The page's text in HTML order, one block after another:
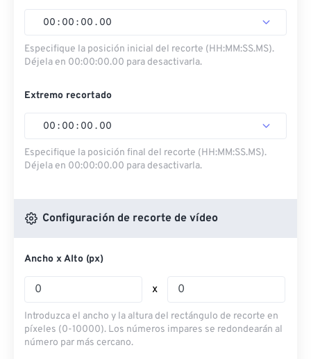
00 : 00 : 00 . 00
Especifique la posición inicial del recorte (HH:MM:SS.MS).
Déjela en 00:00:00.00 para desactivarla.
Extremo recortado
00 : 00 : 00 . 00
Especifique la posición final del recorte (HH:MM:SS.MS).
Déjela en 00:00:00.00 para desactivarla.
Configuración de recorte de vídeo
Ancho x Alto (px)
x
Introduzca el ancho y la altura del rectángulo de recorte en
píxeles (0-10000). Los números impares se redondearán al
número par más cercano.